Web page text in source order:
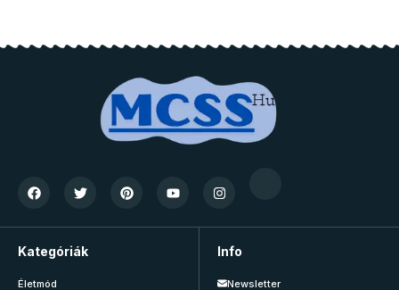
Kategóriák
Életmód
Info
Newsletter